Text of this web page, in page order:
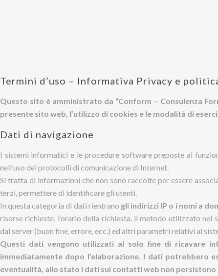
Termini d’uso – Informativa Privacy e
Questo sito è amministrato da “Conform – Consulenza
presente sito web, l’utilizzo di cookies e le modalità di
Dati di navigazione
I sistemi informatici e le procedure software preposte al
nell’uso dei protocolli di comunicazione di Internet.
Si tratta di informazioni che non sono raccolte per essere
terzi, permettere di identificare gli utenti.
In questa categoria di dati rientrano gli indirizzi IP o i nomi a
risorse richieste, l’orario della richiesta, il metodo utilizzato
dal server (buon fine, errore, ecc.) ed altri parametri relativi al
Questi dati vengono utilizzati al solo fine di ricavare
immediatamente dopo l’elaborazione. I dati potrebbero
eventualità, allo stato i dati sui contatti web non persistono